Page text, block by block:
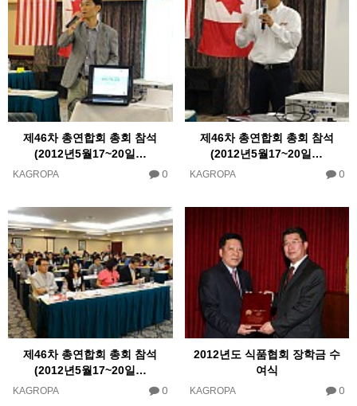
제46차 총연합회 총회 참석
(2012년5월17~20일…
KAGROPA 0
제46차 총연합회 총회 참석
(2012년5월17~20일…
KAGROPA 0
제46차 총연합회 총회 참석
(2012년5월17~20일…
KAGROPA 0
2012년도 식품협회 장학금 수
여식
KAGROPA 0